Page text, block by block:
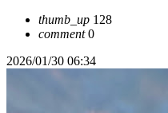
thumb_up 128
comment0
2026/01/30 06:34